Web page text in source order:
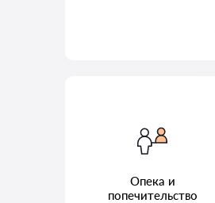
Опека и
попечительство